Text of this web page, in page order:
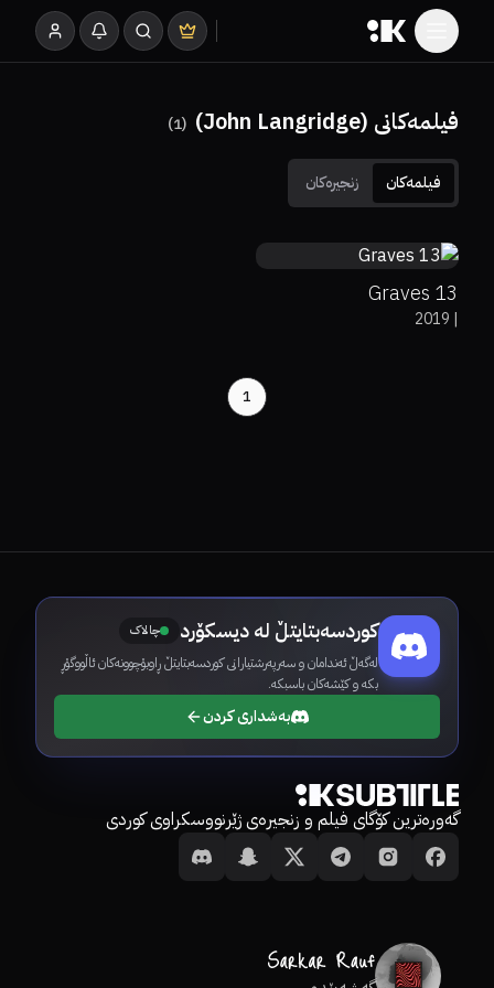
فیلمەکانی (John Langridge) (
1
)
فیلمەکان زنجیرەکان 4.8
13 Graves
|
2019
1
کوردسەبتایتڵ لە دیسکۆرد چالاک
لەگەڵ ئەندامان و سەرپەرشتیارانی کوردسەبتایتڵ ڕاوبۆچوونەکان ئاڵووگۆڕ
بکە و کێشەکان باسبکە.
بەشداری کردن
گەورەترین کۆگای فیلم و زنجیرەی ژێرنووسکراوی کوردی